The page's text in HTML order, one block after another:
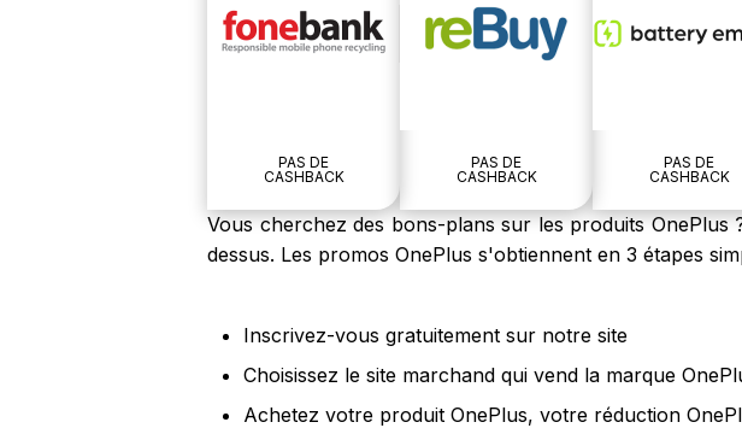
PAS DE
CASHBACK
PAS DE
CASHBACK
PAS DE
CASHBACK
Vous cherchez des bons-plans sur les produits
dessus. Les promos OnePlus s'obtiennent en 3 étapes
Inscrivez-vous gratuitement sur notre site
Choisissez le site marchand qui vend la marque
Achetez votre produit OnePlus, votre réduction